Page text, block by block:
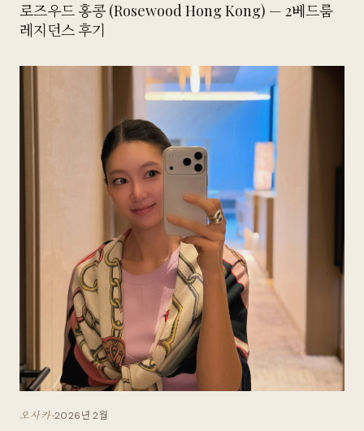
로즈우드 홍콩 (Rosewood Hong Kong) — 2베드룸
레지던스 후기
오사카 2026년 2월